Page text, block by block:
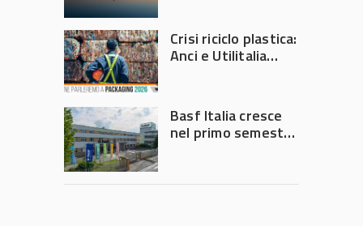
Crisi riciclo plastica:
Anci e Utilitalia
Governo
Basf Italia cresce
nel primo semestre